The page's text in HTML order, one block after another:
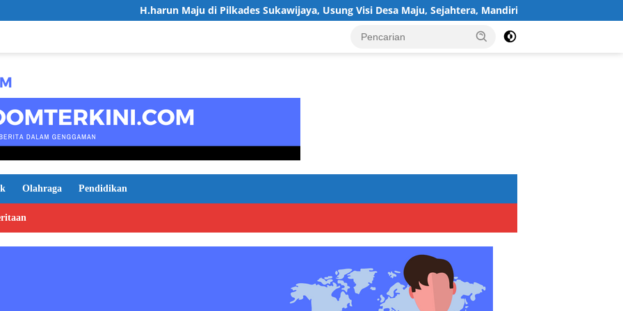
H.harun Maju di Pilkades Sukawijaya, Usung Visi Desa Maju, Sejahtera, Mandiri, dan Religius Bangun
Olahraga Pendidikan